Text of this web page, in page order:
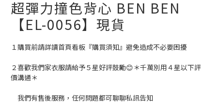
超彈力撞色背心 BEN BEN
【EL-0056】現貨
１購買前請詳讀首頁看板『購買須知』避免造成不必要困擾
２喜歡我們家衣服請給予５星好評鼓勵😊＊千萬別用４星以下評
價溝通＊
我們有售後服務，任何問題都可聊聊私訊告知